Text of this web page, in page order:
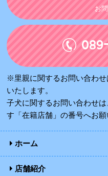
お
※里親に関するお問い合わ
いたします。
子犬に関するお問い合わせ
す「在籍店舗」の番号へお願
ホーム
店舗紹介